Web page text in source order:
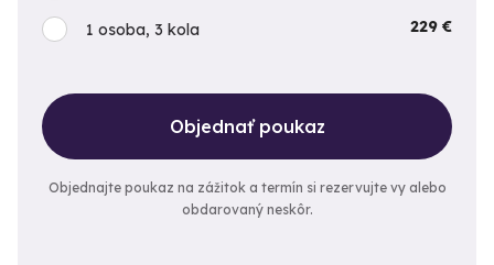
1 osoba, 3 kola 229 €
Objednať poukaz
Objednajte poukaz na zážitok a termín si rezervujte vy alebo
obdarovaný neskôr.